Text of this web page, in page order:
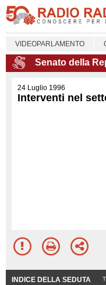
VIDEOPARLAMENTO
Senato della
24 Luglio 1996
Interventi nel
INDICE DELLA SEDUTA